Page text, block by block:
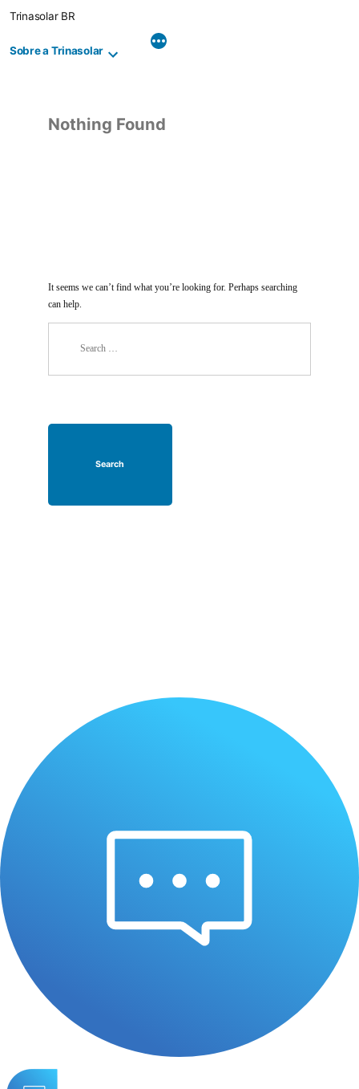
Trinasolar BR
Sobre a Trinasolar
Nothing Found
It seems we can’t find what you’re looking for. Perhaps searching
can help.